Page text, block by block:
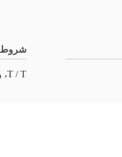
شروط
T / T، ويسترن يونيون، باي بال